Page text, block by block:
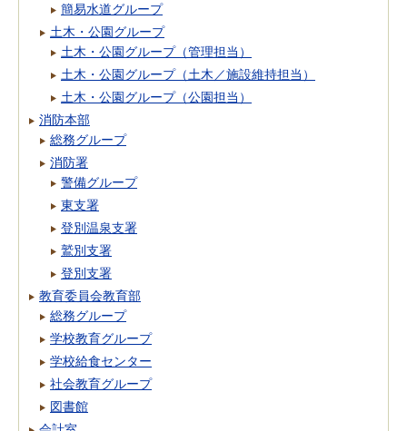
簡易水道グループ
土木・公園グループ
土木・公園グループ（管理担当）
土木・公園グループ（土木／施設維持担当）
土木・公園グループ（公園担当）
消防本部
総務グループ
消防署
警備グループ
東支署
登別温泉支署
鷲別支署
登別支署
教育委員会教育部
総務グループ
学校教育グループ
学校給食センター
社会教育グループ
図書館